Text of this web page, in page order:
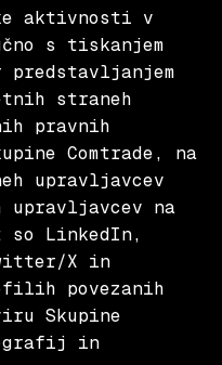
aktivnosti v
s tiskanjem
straneh
pravnih
Comtrade, na
upravljavcev
na
so LinkedIn,
X in
povezanih
Skupine
in